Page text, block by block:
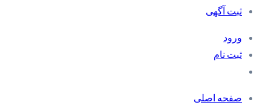
ثبت آگهی
ورود
ثبت نام
صفحه اصلی